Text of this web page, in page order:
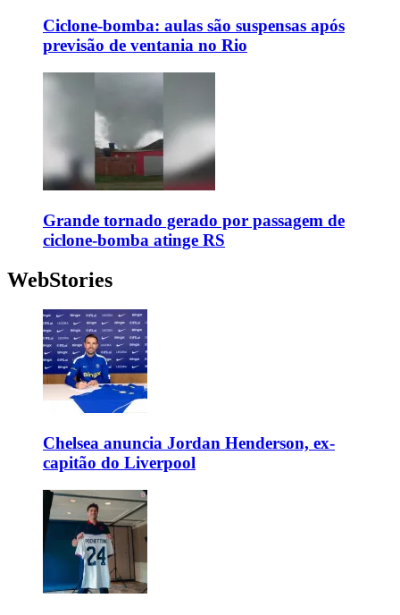
Ciclone-bomba: aulas são suspensas após
previsão de ventania no Rio
Grande tornado gerado por passagem de
ciclone-bomba atinge RS
WebStories
Chelsea anuncia Jordan Henderson, ex-
capitão do Liverpool